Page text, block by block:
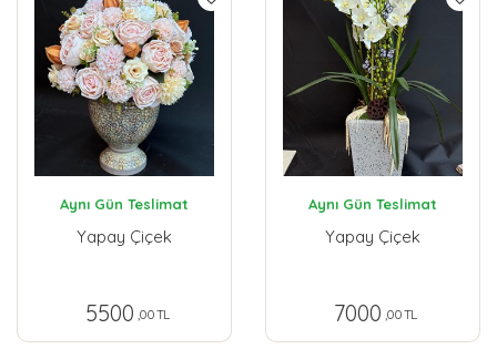
Aynı Gün Teslimat
Yapay Çiçek
5500 ,00 TL
Aynı Gün Teslimat
Yapay Çiçek
7000 ,00 TL